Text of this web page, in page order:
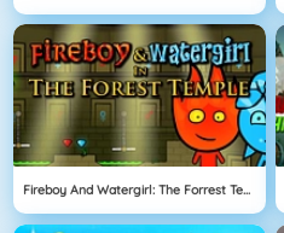
Fireboy And Watergirl: The Forrest Temple